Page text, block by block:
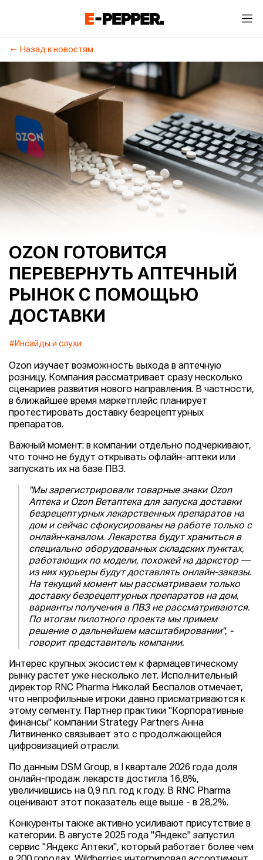
Назад к новостям
OZON ГОТОВИТСЯ
ПЕРЕВЕРНУТЬ АПТЕЧНЫЙ
РЫНОК С ПОМОЩЬЮ
ДОСТАВКИ
#Инсайды и слухи
Ozon изучает возможность выхода в аптечную
розницу. Компания рассматривает сразу несколько
сценариев развития нового направления. В частности,
в ближайшее время маркетплейс планирует
протестировать доставку безрецептурных
препаратов.
Важный момент: в компании отдельно подчеркивают,
что точно не будут открывать офлайн-аптеки или
запускать их на базе ПВЗ.
"Мы зарегистрировали товарные знаки Ozon
Аптека и Ozon Ветаптека для запуска доставки
безрецептурных лекарственных препаратов на
дом и сейчас сфокусированы на работе только с
онлайн-каналом. Лекарства будут храниться в
специально оборудованных складских пунктах,
работающих по модели, похожей на даркстор —
из них курьеры будут доставлять онлайн-заказы.
На текущий момент мы рассматриваем только
доставку безрецептурных препаратов на дом,
варианты получения в ПВЗ не рассматриваются.
По итогам пилотного проекта мы примем
решение о дальнейшем масштабировании", -
говорит представитель компании.
Интерес крупных экосистем к фармацевтическому
рынку растет уже несколько лет. Исполнительный
директор RNC Pharma Николай Беспалов отмечает,
что непрофильные игроки давно присматриваются к
этому сегменту. Партнер практики "Корпоративные
финансы" компании Strategy Partners Анна
Литвиненко связывает это с продолжающейся
цифровизацией отрасли.
По данным DSM Group, в I квартале 2026 года доля
онлайн-продаж лекарств достигла 16,8%,
увеличившись на 0,9 п.п. год к году. В RNC Pharma
оценивают этот показатель еще выше - в 28,2%.
Конкуренты также активно усиливают присутствие в
категории. В августе 2025 года "Яндекс" запустил
сервис "Яндекс Аптеки", который работает более чем